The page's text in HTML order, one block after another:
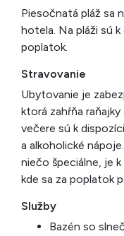
Piesočnatá pláž sa
hotela. Na pláži sú k
poplatok.
Stravovanie
Ubytovanie je
ktorá zahŕňa
večere sú k
a alkoholické
niečo špeciálne, je
kde sa za poplatok
Služby
Bazén so